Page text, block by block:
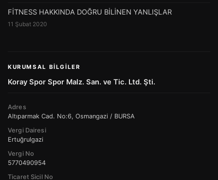
FİTNESS HAKKINDA DOĞRU BİLİNEN YANLIŞLAR
11 Şubat 2020
KURUMSAL BILGILER
Koray Spor Spor Malz. San. ve Tic. Ltd. Şti.
Adres
Altıparmak Cad. No:6, Osmangazi / BURSA
Vergi Dairesi
Ertuğrulgazi
Vergi No
5770490954
Ticaret Sicil No